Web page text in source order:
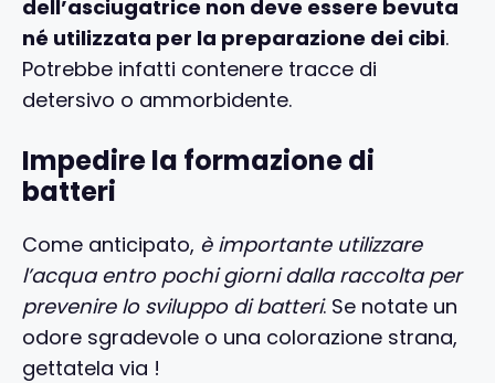
dell’asciugatrice non deve essere bevuta
né utilizzata per la preparazione dei cibi.
Potrebbe infatti contenere tracce di
detersivo o ammorbidente.
Impedire la formazione di
batteri
Come anticipato, è importante utilizzare
l’acqua entro pochi giorni dalla raccolta per
prevenire lo sviluppo di batteri. Se notate un
odore sgradevole o una colorazione strana,
gettatela via !